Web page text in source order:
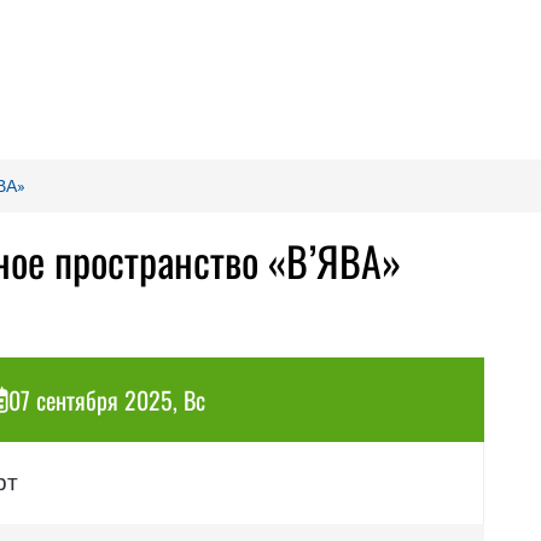
пространство «В’ЯВА»
07 сентября 2025, Вс